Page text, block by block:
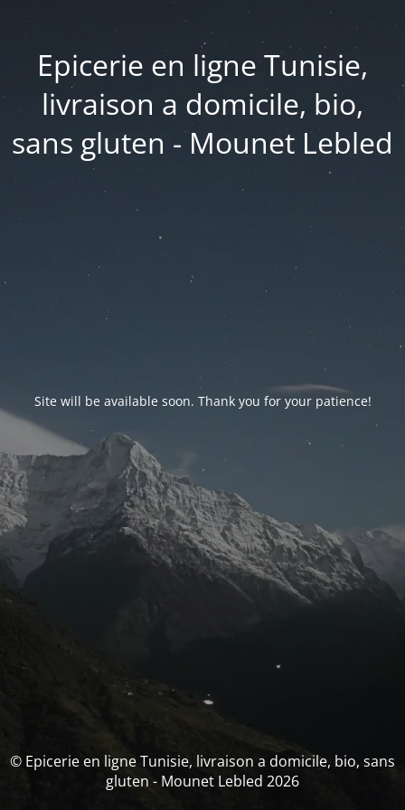
Epicerie en ligne Tunisie,
livraison a domicile, bio,
sans gluten - Mounet Lebled
Site will be available soon. Thank you for your patience!
© Epicerie en ligne Tunisie, livraison a domicile, bio, sans
gluten - Mounet Lebled 2026